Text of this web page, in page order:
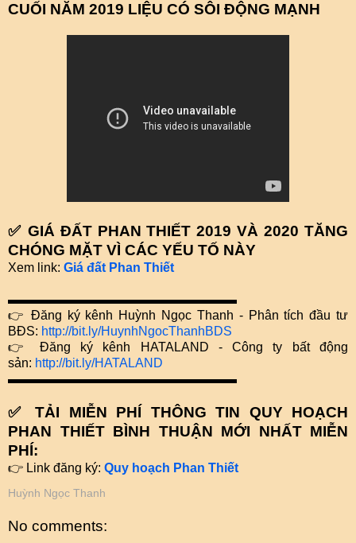
CUỐI NĂM 2019 LIỆU CÓ SÔI ĐỘNG MẠNH
✅ GIÁ ĐẤT PHAN THIẾT 2019 VÀ 2020 TĂNG
CHÓNG MẶT VÌ CÁC YẾU TỐ NÀY
Xem link: Giá đất Phan Thiết
▬▬▬▬▬▬▬▬▬▬▬▬▬▬▬▬▬▬
👉 Đăng ký kênh Huỳnh Ngọc Thanh - Phân tích đầu tư
BĐS: http://bit.ly/HuynhNgocThanhBDS
👉 Đăng ký kênh HATALAND - Công ty bất động
sản: http://bit.ly/HATALAND
▬▬▬▬▬▬▬▬▬▬▬▬▬▬▬▬▬▬
✅ TẢI MIỄN PHÍ THÔNG TIN QUY HOẠCH
PHAN THIẾT BÌNH THUẬN MỚI NHẤT MIỄN
PHÍ:
👉 Link đăng ký: Quy hoạch Phan Thiết
Huỳnh Ngọc Thanh
No comments: